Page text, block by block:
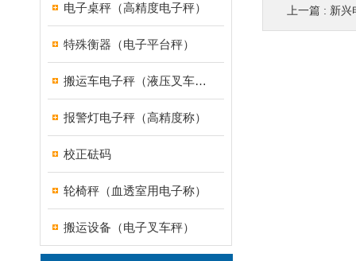
电子桌秤（高精度电子秤）
特殊衡器（电子平台秤）
搬运车电子秤（液压叉车电子称）
报警灯电子秤（高精度称）
校正砝码
轮椅秤（血透室用电子称）
搬运设备（电子叉车秤）
上一篇 : 新兴电